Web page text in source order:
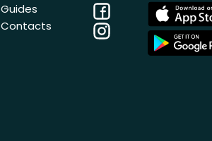
Guides
Contacts
Facebook
Instagram
App
Store
App
Store